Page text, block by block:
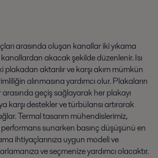
arasında oluşan kanallar iki yıkama
akacak şekilde düzenlenir. Isı
plakadan aktarılır ve karşı akım mümkün
alınmasına yardımcı olur. Plakaların
geçiş sağlayarak her plakayı
karşı destekler ve türbülansı artırarak
Termal tasarım mühendislerimiz,
sunarken basınç düşüşünü en
ihtiyaçlarınıza uygun modeli ve
ve seçmenize yardımcı olacaktır.